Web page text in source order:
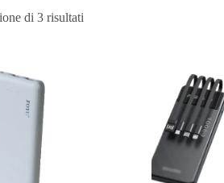
di 3 risultatiOrdina